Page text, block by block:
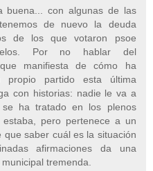
buena... con algunas de las
de nuevo la deuda
de los que votaron psoe
Por no hablar del
manifiesta de cómo ha
propio partido esta última
con historias: nadie le va a
ha tratado en los plenos
pero pertenece a un
saber cuál es la situación
afirmaciones da una
tremenda.